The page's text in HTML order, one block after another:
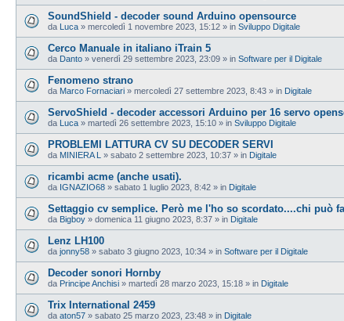
SoundShield - decoder sound Arduino opensource
da Luca » mercoledì 1 novembre 2023, 15:12 » in Sviluppo Digitale
Cerco Manuale in italiano iTrain 5
da Danto » venerdì 29 settembre 2023, 23:09 » in Software per il Digitale
Fenomeno strano
da Marco Fornaciari » mercoledì 27 settembre 2023, 8:43 » in Digitale
ServoShield - decoder accessori Arduino per 16 servo
da Luca » martedì 26 settembre 2023, 15:10 » in Sviluppo Digitale
PROBLEMI LATTURA CV SU DECODER SERVI
da MINIERA L » sabato 2 settembre 2023, 10:37 » in Digitale
ricambi acme (anche usati).
da IGNAZIO68 » sabato 1 luglio 2023, 8:42 » in Digitale
Settaggio cv semplice. Però me l'ho so scordato....chi può
da Bigboy » domenica 11 giugno 2023, 8:37 » in Digitale
Lenz LH100
da jonny58 » sabato 3 giugno 2023, 10:34 » in Software per il Digitale
Decoder sonori Hornby
da Principe Anchisi » martedì 28 marzo 2023, 15:18 » in Digitale
Trix International 2459
da aton57 » sabato 25 marzo 2023, 23:48 » in Digitale